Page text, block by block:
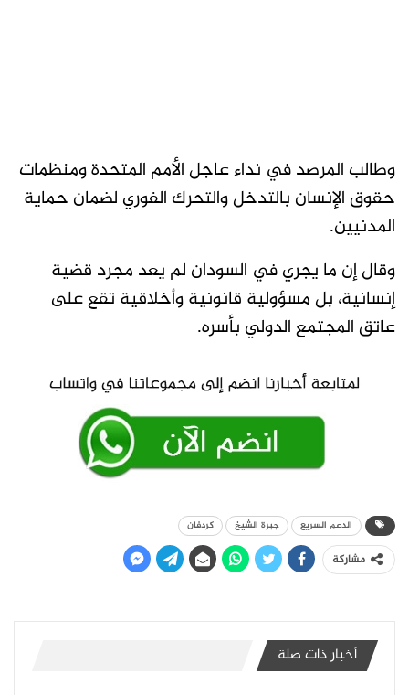
وطالب المرصد في نداء عاجل الأمم المتحدة ومنظمات
حقوق الإنسان بالتدخل والتحرك الفوري لضمان حماية
المدنيين.
وقال إن ما يجري في السودان لم يعد مجرد قضية
إنسانية، بل مسؤولية قانونية وأخلاقية تقع على
عاتق المجتمع الدولي بأسره.
الدعم السريع جبرة الشيخ كردفان
مشاركة
أخبار ذات صلة